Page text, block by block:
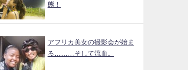
態！
アフリカ美女の撮影会が始ま
る………そして流血。